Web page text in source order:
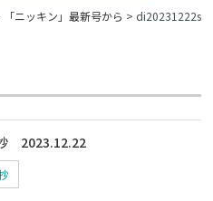
「ニッキン」最新号から > di20231222s
2023.12.22